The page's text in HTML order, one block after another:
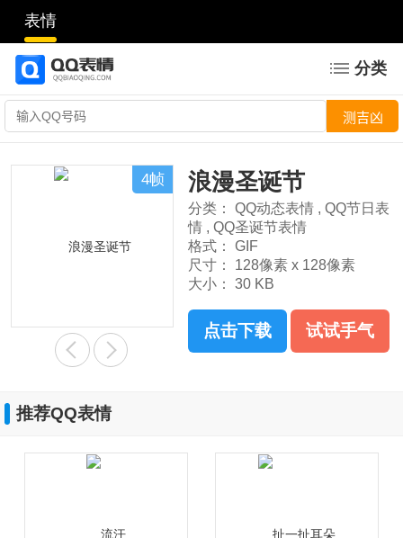
表情
分类
4帧 浪漫圣诞节
分类： QQ动态表情 , QQ节日表
情 , QQ圣诞节表情
格式：
GIF
尺寸：
128像素 x 128像素
大小：
30 KB
点击下载 试试手气
推荐QQ表情